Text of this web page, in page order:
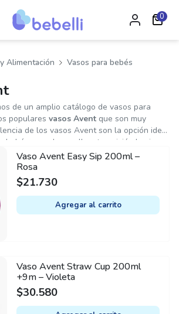
0
Alimentación Vasos para bebés
de un amplio catálogo de vasos para
populares vasos Avent que son muy
de los vasos Avent son la opción ideal
bebé en su desarrollo y transición hacia
Con la reconocida calidad de la marca
diseñados pensando en la comodidad
a. Ya sea el vaso antiderrame, el vaso
vaso 360º, cada modelo ofrece
que facilitan la transición hacia una forma
Vaso Avent Easy Sip 200ml –
Rosa
$21.730
Agregar al carrito
Vaso Avent Straw Cup 200ml
+9m – Violeta
$30.580